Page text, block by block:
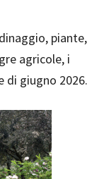
piante,
agricole, i
di giugno 2026.